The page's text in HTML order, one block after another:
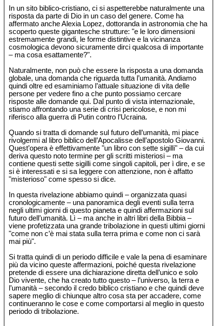
In un sito biblico-cristiano, ci si aspetterebbe naturalmente una
risposta da parte di Dio in un caso del genere. Come ha
affermato anche Alexia Lopez, dottoranda in astronomia che ha
scoperto queste gigantesche strutture: "e le loro dimensioni
estremamente grandi, le forme distintive e la vicinanza
cosmologica devono sicuramente dirci qualcosa di importante
– ma cosa esattamente?".
Naturalmente, non può che essere la risposta a una domanda
globale, una domanda che riguarda tutta l’umanità. Andiamo
quindi oltre ed esaminiamo l’attuale situazione di vita delle
persone per vedere fino a che punto possiamo cercare
risposte alle domande qui. Dal punto di vista internazionale,
stiamo affrontando una serie di crisi pericolose, e non mi
riferisco alla guerra di Putin contro l’Ucraina.
Quando si tratta di domande sul futuro dell’umanità, mi piace
rivolgermi al libro biblico dell’Apocalisse dell’apostolo Giovanni.
Quest’opera è effettivamente "un libro con sette sigilli" – da cui
deriva questo noto termine per gli scritti misteriosi – ma
contiene questi sette sigilli come singoli capitoli, per ì dire, e se
si è interessati e si sa leggere con attenzione, non è affatto
"misterioso" come spesso si dice.
In questa rivelazione abbiamo quindi – organizzata quasi
cronologicamente – una panoramica degli eventi sulla terra
negli ultimi giorni di questo pianeta e quindi affermazioni sul
futuro dell’umanità. Lì – ma anche in altri libri della Bibbia –
viene profetizzata una grande tribolazione in questi ultimi giorni
"come non c’è mai stata sulla terra prima e come non ci sarà
mai più".
Si tratta quindi di un periodo difficile e vale la pena di esaminare
più da vicino queste affermazioni, poiché questa rivelazione
pretende di essere una dichiarazione diretta dell’unico e solo
Dio vivente, che ha creato tutto questo – l’universo, la terra e
l’umanità – secondo il credo biblico cristiano e che quindi deve
sapere meglio di chiunque altro cosa sta per accadere, come
continueranno le cose e come comportarsi al meglio in questo
periodo di tribolazione.